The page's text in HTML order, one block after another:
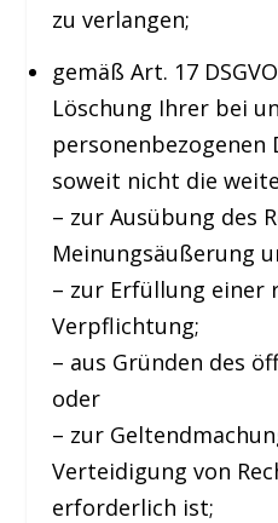
zu verlangen;
gemäß Art. 17
Löschung Ihrer bei
personenbezogenen
soweit nicht die
– zur Ausübung des
Meinungsäußerung
– zur Erfüllung einer
Verpflichtung;
– aus Gründen des
oder
– zur
Verteidigung von
erforderlich ist;